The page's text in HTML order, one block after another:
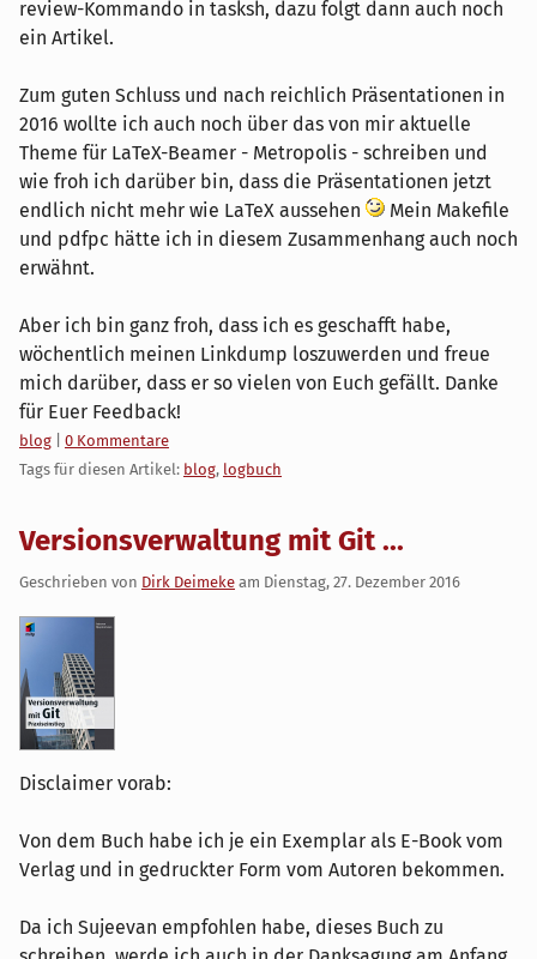
review-Kommando in tasksh, dazu folgt dann auch noch
ein Artikel.
Zum guten Schluss und nach reichlich Präsentationen in
2016 wollte ich auch noch über das von mir aktuelle
Theme für LaTeX-Beamer - Metropolis - schreiben und
wie froh ich darüber bin, dass die Präsentationen jetzt
endlich nicht mehr wie LaTeX aussehen
Mein Makefile
und pdfpc hätte ich in diesem Zusammenhang auch noch
erwähnt.
Aber ich bin ganz froh, dass ich es geschafft habe,
wöchentlich meinen Linkdump loszuwerden und freue
mich darüber, dass er so vielen von Euch gefällt. Danke
für Euer Feedback!
Kategorien:
blog
0 Kommentare
Tags für diesen Artikel: blog, logbuch
Versionsverwaltung mit Git ...
Geschrieben von Dirk Deimeke am Dienstag, 27. Dezember 2016
Disclaimer vorab:
Von dem Buch habe ich je ein Exemplar als E-Book vom
Verlag und in gedruckter Form vom Autoren bekommen.
Da ich Sujeevan empfohlen habe, dieses Buch zu